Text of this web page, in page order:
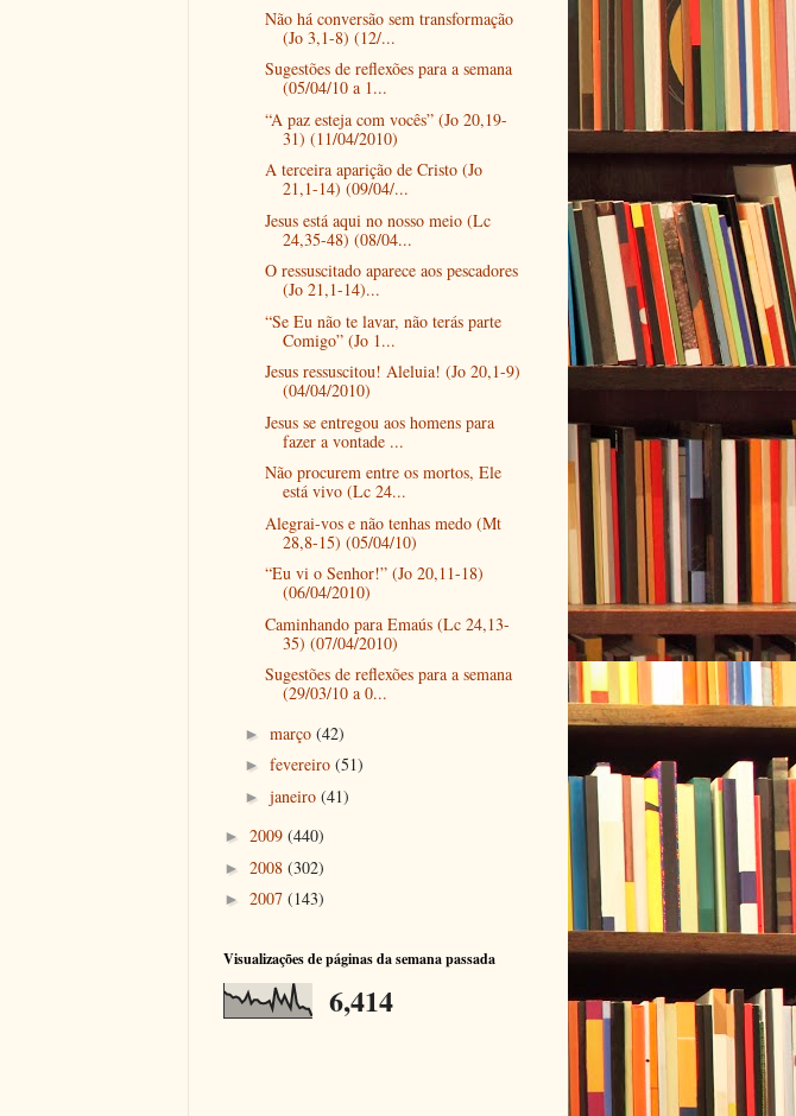
Não há conversão sem transformação
(Jo 3,1-8) (12/...
Sugestões de reflexões para a semana
(05/04/10 a 1...
“A paz esteja com vocês” (Jo 20,19-
31) (11/04/2010)
A terceira aparição de Cristo (Jo
21,1-14) (09/04/...
Jesus está aqui no nosso meio (Lc
24,35-48) (08/04...
O ressuscitado aparece aos pescadores
(Jo 21,1-14)...
“Se Eu não te lavar, não terás parte
Comigo” (Jo 1...
Jesus ressuscitou! Aleluia! (Jo 20,1-9)
(04/04/2010)
Jesus se entregou aos homens para
fazer a vontade ...
Não procurem entre os mortos, Ele
está vivo (Lc 24...
Alegrai-vos e não tenhas medo (Mt
28,8-15) (05/04/10)
“Eu vi o Senhor!” (Jo 20,11-18)
(06/04/2010)
Caminhando para Emaús (Lc 24,13-
35) (07/04/2010)
Sugestões de reflexões para a semana
(29/03/10 a 0...
► março (42)
► fevereiro (51)
► janeiro (41)
► 2009 (440)
► 2008 (302)
► 2007 (143)
Visualizações de páginas da semana passada
6,414